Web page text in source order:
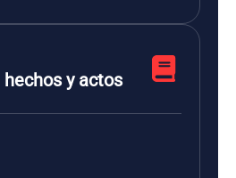
y actos